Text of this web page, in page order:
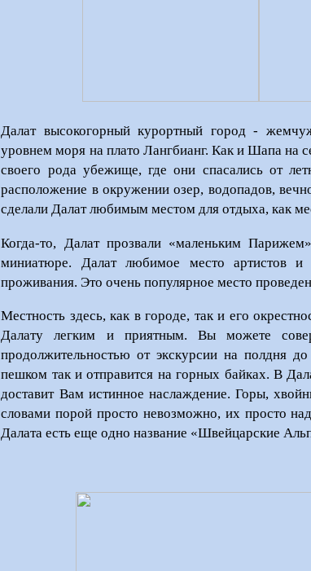
Далат высокогорный курортный город -
уровнем моря на плато Лангбианг. Как и Шапа на
своего рода убежище, где они спасались от
расположение в окружении озер, водопадов,
сделали Далат любимым местом для отдыха, как
Когда-то, Далат прозвали «маленьким
миниатюре. Далат любимое место артистов и
проживания. Это очень популярное место
Местность здесь, как в городе, так и его
Далату легким и приятным. Вы можете
продолжительностью от экскурсии на полдня
пешком так и отправится на горных байках. В
доставит Вам истинное наслаждение. Горы,
словами порой просто невозможно, их просто
Далата есть еще одно название «Швейцарские